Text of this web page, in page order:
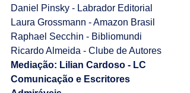
Daniel Pinsky - Labrador Editorial
Laura Grossmann - Amazon Brasil
Raphael Secchin - Bibliomundi
Ricardo Almeida - Clube de Autores
Mediação: Lilian Cardoso - LC
Comunicação e Escritores